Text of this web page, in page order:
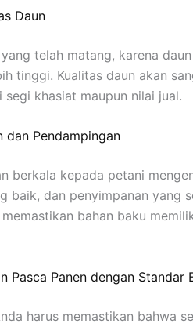
Daun
telah matang, karena
tinggi. Kualitas daun akan
khasiat maupun nilai jual.
dan Pendampingan
berkala kepada petani
baik, dan penyimpanan yang
bahan baku
Pasca Panen dengan Standar
harus memastikan bahwa